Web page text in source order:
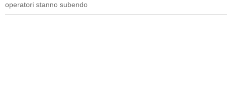
operatori stanno subendo